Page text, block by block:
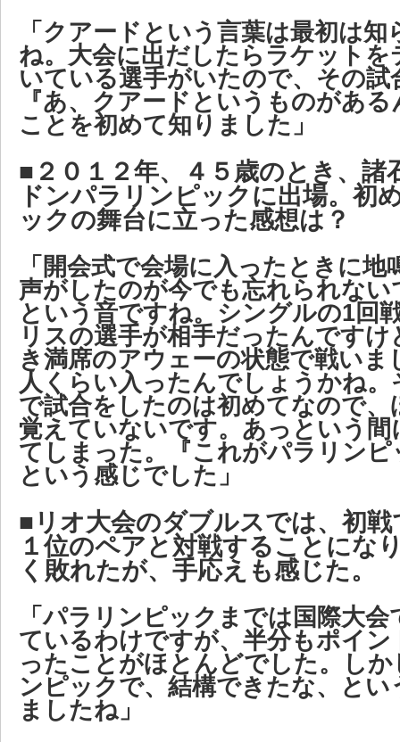
「クアードという言葉は最初は
ね。大会に出だしたらラケットを
いている選手がいたので、その試
『あ、クアードというものがあ
ことを初めて知りました」
■２０１２年、４５歳のとき、諸
ドンパラリンピックに出場。初
ックの舞台に立った感想は？
「開会式で会場に入ったときに
声がしたのが今でも忘れられない
という音ですね。シングルの1回
リスの選手が相手だったんです
き満席のアウェーの状態で戦いま
人くらい入ったんでしょうかね
で試合をしたのは初めてなので、
覚えていないです。あっという間
てしまった。『これがパラリン
という感じでした」
■リオ大会のダブルスでは、初
１位のペアと対戦することにな
く敗れたが、手応えも感じた。
「パラリンピックまでは国際大
ているわけですが、半分もポイ
ったことがほとんどでした。し
ンピックで、結構できたな、とい
ましたね」